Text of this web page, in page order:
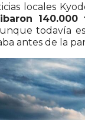
locales
140.000
todavía
antes de la